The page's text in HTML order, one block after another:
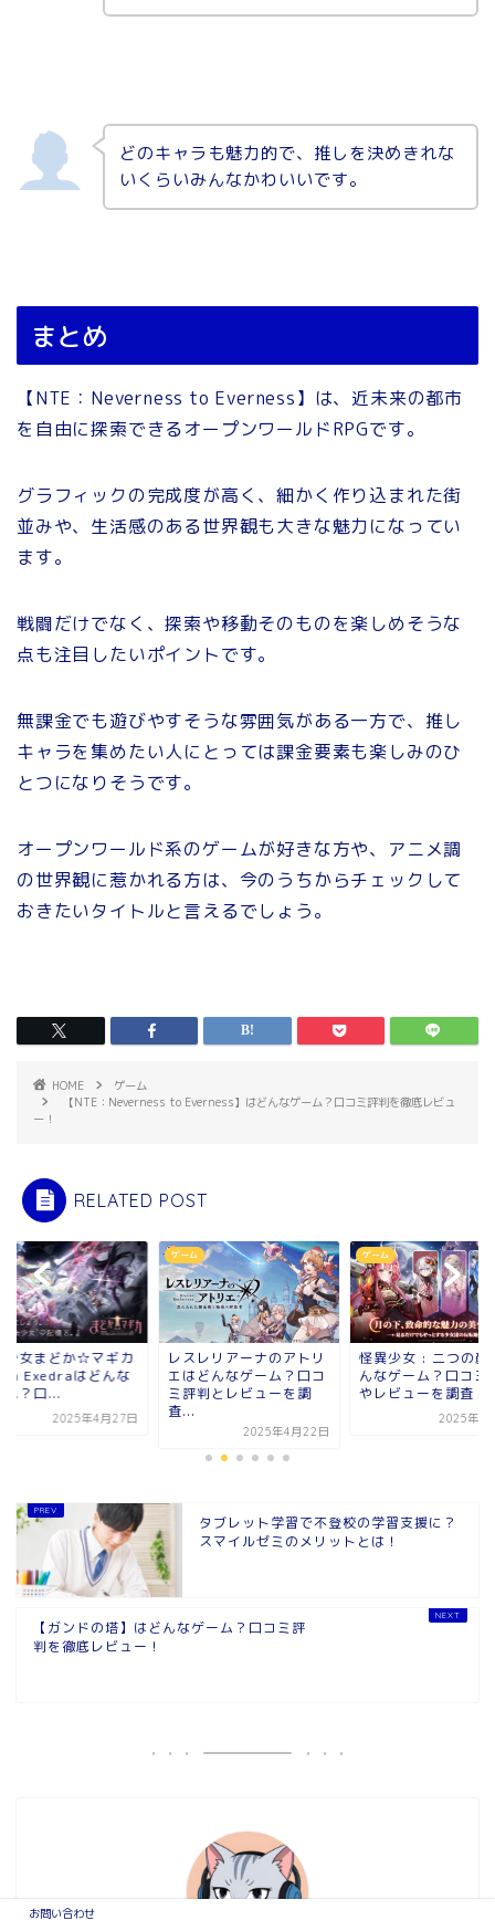
どのキャラも魅力的で、推しを決めきれな
いくらいみんなかわいいです。
まとめ
【NTE：Neverness to Everness】は、近未来の都市
を自由に探索できるオープンワールドRPGです。
グラフィックの完成度が高く、細かく作り込まれた街
並みや、生活感のある世界観も大きな魅力になってい
ます。
戦闘だけでなく、探索や移動そのものを楽しめそうな
点も注目したいポイントです。
無課金でも遊びやすそうな雰囲気がある一方で、推し
キャラを集めたい人にとっては課金要素も楽しみのひ
とつになりそうです。
オープンワールド系のゲームが好きな方や、アニメ調
の世界観に惹かれる方は、今のうちからチェックして
おきたいタイトルと言えるでしょう。
HOME
ゲーム
【NTE：Neverness to Everness】はどんなゲーム？口コミ評判を徹底レビュ
ー！
RELATED POST
少女まどか☆マギカ
Exedraはどんな
ム？口...
2025年4月27日
ゲーム
レスレリアーナのアトリ
エはどんなゲーム？口コ
ミ評判とレビューを調
査...
2025年4月22日
ゲーム
怪異少女 : 二つの顔
んなゲーム？口コミ
やレビューを調査！
2025年5
タブレット学習で不登校の学習支援に？
スマイルゼミのメリットとは！
【ガンドの塔】はどんなゲーム？口コミ評
判を徹底レビュー！
お問い合わせ